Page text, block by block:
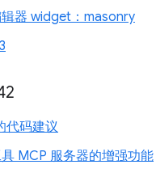
器 widget：masonry
代码建议
MCP 服务器的增强功能